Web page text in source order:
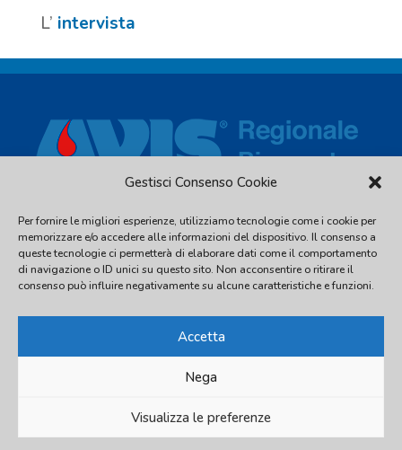
Gestisci Consenso Cookie
Per fornire le migliori esperienze, utilizziamo tecnologie come i cookie per
memorizzare e/o accedere alle informazioni del dispositivo. Il consenso a
queste tecnologie ci permetterà di elaborare dati come il comportamento
di navigazione o ID unici su questo sito. Non acconsentire o ritirare il
consenso può influire negativamente su alcune caratteristiche e funzioni.
Accetta
Nega
Visualizza le preferenze
L’ intervista
Via Piave, 54 - 10044 Pianezza (TO) - C.F. 97539810016 - Tel.
011.2480338
info@avispiemonte.it- avispiemonte@pec.avispiemonte.it